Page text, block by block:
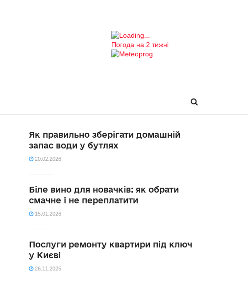
Погода на 2 тижні
Як правильно зберігати домашній
запас води у бутлях
20.02.2026
Біле вино для новачків: як обрати
смачне і не переплатити
15.01.2026
Послуги ремонту квартири під ключ
у Києві
26.11.2025